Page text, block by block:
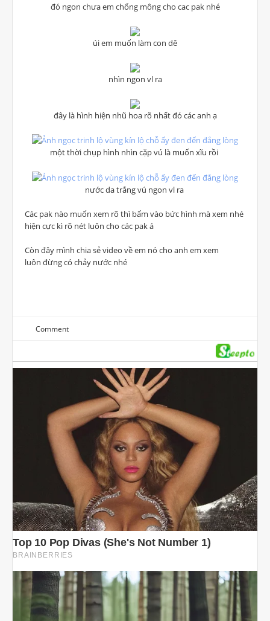
đó ngon chưa em chổng mông cho cac pak nhé
úi em muốn làm con dê
nhìn ngon vl ra
đây là hình hiện nhũ hoa rõ nhất đó các anh ạ
một thời chụp hình nhìn cặp vú là muốn xĩu rồi
nước da trắng vú ngon vl ra
Các pak nào muốn xem rõ thì bấm vào bức hình mà xem nhé
hiện cực kì rõ nét luôn cho các pak á
Còn đây mình chia sẻ video về em nó cho anh em xem
luôn đừng có chảy nước nhé
Comment